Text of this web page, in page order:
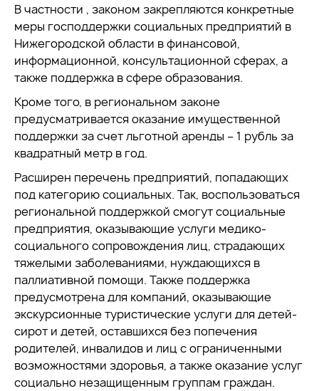
В частности , законом закрепляются конкретные
меры господдержки социальных предприятий в
Нижегородской области в финансовой,
информационной, консультационной сферах, а
также поддержка в сфере образования.
Кроме того, в региональном законе
предусматривается оказание имущественной
поддержки за счет льготной аренды – 1 рубль за
квадратный метр в год.
Расширен перечень предприятий, попадающих
под категорию социальных. Так, воспользоваться
региональной поддержкой смогут социальные
предприятия, оказывающие услуги медико-
социального сопровождения лиц, страдающих
тяжелыми заболеваниями, нуждающихся в
паллиативной помощи. Также поддержка
предусмотрена для компаний, оказывающие
экскурсионные туристические услуги для детей-
сирот и детей, оставшихся без попечения
родителей, инвалидов и лиц с ограниченными
возможностями здоровья, а также оказание услуг
социально незащищенным группам граждан.